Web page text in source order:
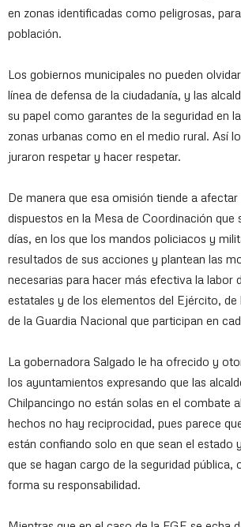
en zonas identificadas como peligrosas,
población.
Los gobiernos municipales no pueden
línea de defensa de la ciudadanía, y las
su papel como garantes de la seguridad en
zonas urbanas como en el medio rural. Así
juraron respetar y hacer respetar.
De manera que esa omisión tiende a
dispuestos en la Mesa de Coordinación que
días, en los que los mandos policiacos y
resultados de sus acciones y plantean las
necesarias para hacer más efectiva la labor
estatales y de los elementos del Ejército,
de la Guardia Nacional que participan en
La gobernadora Salgado le ha ofrecido y
los ayuntamientos expresando que las
Chilpancingo no están solas en el combate
hechos no hay reciprocidad, pues parece
están confiando solo en que sean el estado
que se hagan cargo de la seguridad pública,
forma su responsabilidad.